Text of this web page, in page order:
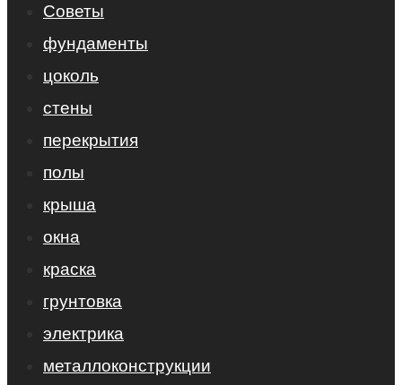
Советы
фундаменты
цоколь
стены
перекрытия
полы
крыша
окна
краска
грунтовка
электрика
металлоконструкции